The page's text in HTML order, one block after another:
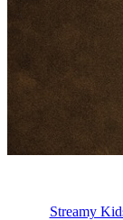
Streamy